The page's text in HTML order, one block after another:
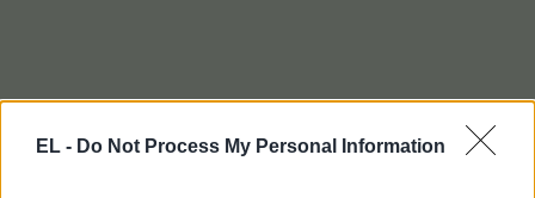
EL - Do Not Process My Personal Information